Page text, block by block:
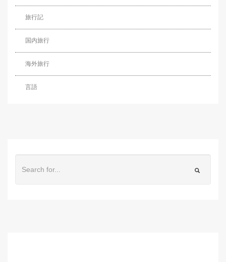
旅行記
国内旅行
海外旅行
言語